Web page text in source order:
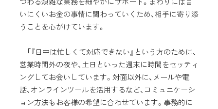
いにくいお金の事情に関わっていくため、相手に寄り添
うことを心がけています。
「『日中は忙しくて対応できない』という方のために、
営業時間外の夜や、土日といった週末に時間をセッティ
ングしてお会いしています。対面以外に、メールや電
話、オンラインツールを活用するなど、コミュニケーシ
ョン方法もお客様の希望に合わせています。事務的に